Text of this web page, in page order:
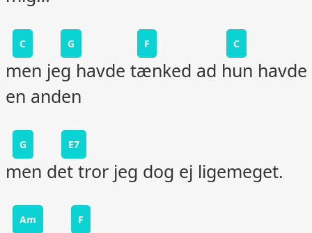
C G F C
men jeg havde tænked ad hun havde
en anden
G E7
men det tror jeg dog ej ligemeget.
Am F